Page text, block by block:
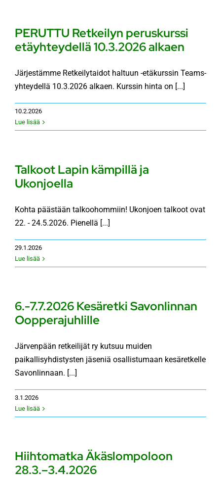
PERUTTU Retkeilyn peruskurssi
etäyhteydellä 10.3.2026 alkaen
Järjestämme Retkeilytaidot haltuun -etäkurssin Teams-
yhteydellä 10.3.2026 alkaen. Kurssin hinta on [...]
10.2.2026
Lue lisää
Talkoot Lapin kämpillä ja
Ukonjoella
Kohta päästään talkoohommiin! Ukonjoen talkoot ovat
22. - 24.5.2026. Pienellä [...]
29.1.2026
Lue lisää
6.-7.7.2026 Kesäretki Savonlinnan
Oopperajuhlille
Järvenpään retkeilijät ry kutsuu muiden
paikallisyhdistysten jäseniä osallistumaan kesäretkelle
Savonlinnaan. [...]
3.1.2026
Lue lisää
Hiihtomatka Äkäslompoloon
28.3.–3.4.2026